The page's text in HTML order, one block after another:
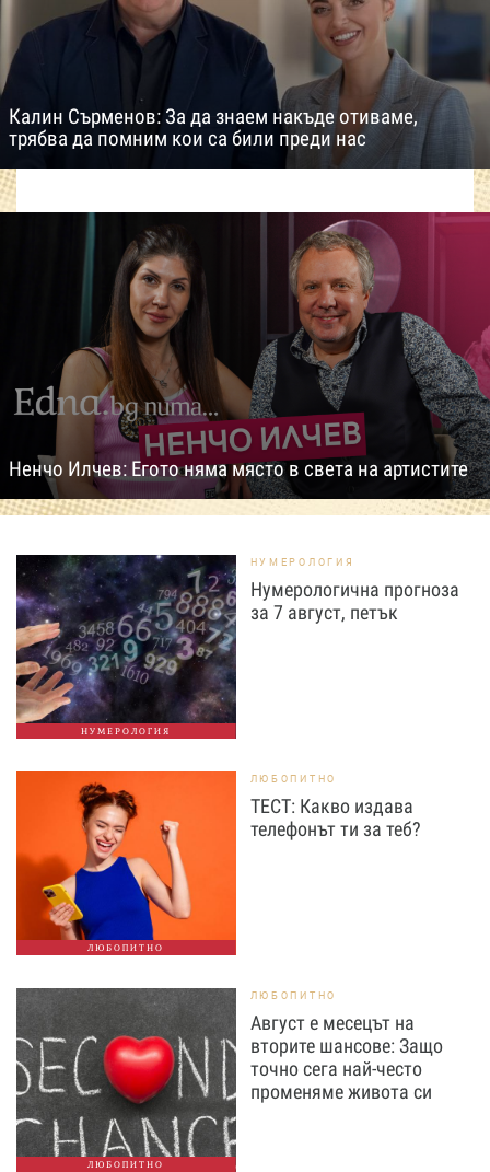
Калин Сърменов: За да знаем накъде отиваме,
трябва да помним кои са били преди нас
Ненчо Илчев: Егото няма място в света на артистите
НУМЕРОЛОГИЯ
НУМЕРОЛОГИЯ
Нумерологична прогноза
за 7 август, петък
ЛЮБОПИТНО
ЛЮБОПИТНО
ТЕСТ: Какво издава
телефонът ти за теб?
ЛЮБОПИТНО
ЛЮБОПИТНО
Август е месецът на
вторите шансове: Защо
точно сега най-често
променяме живота си